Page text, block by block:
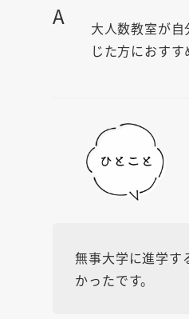
A
大人数教室が
じた方におすす
無事大学に進学す
かったです。